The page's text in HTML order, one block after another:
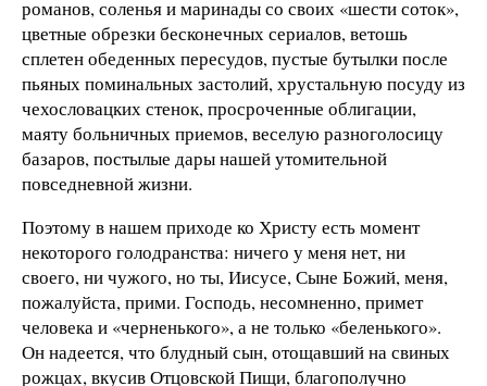
романов, соленья и маринады со своих «шести соток»,
цветные обрезки бесконечных сериалов, ветошь
сплетен обеденных пересудов, пустые бутылки после
пьяных поминальных застолий, хрустальную посуду из
чехословацких стенок, просроченные облигации,
маяту больничных приемов, веселую разноголосицу
базаров, постылые дары нашей утомительной
повседневной жизни.
Поэтому в нашем приходе ко Христу есть момент
некоторого голодранства: ничего у меня нет, ни
своего, ни чужого, но ты, Иисусе, Сыне Божий, меня,
пожалуйста, прими. Господь, несомненно, примет
человека и «черненького», а не только «беленького».
Он надеется, что блудный сын, отощавший на свиных
рожцах, вкусив Отцовской Пищи, благополучно